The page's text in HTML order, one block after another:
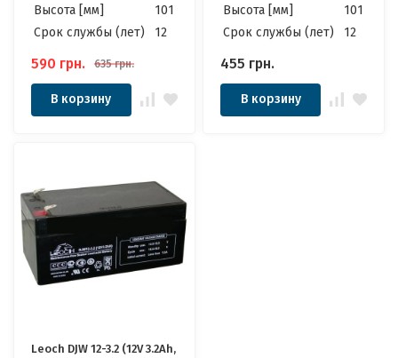
Высота [мм]
101
Cрок службы (лет)
12
590 грн. 635 грн.
В корзину
Высота [мм]
101
Cрок службы (лет)
12
455 грн.
В корзину
Leoch DJW 12-3.2 (12V 3.2Ah,